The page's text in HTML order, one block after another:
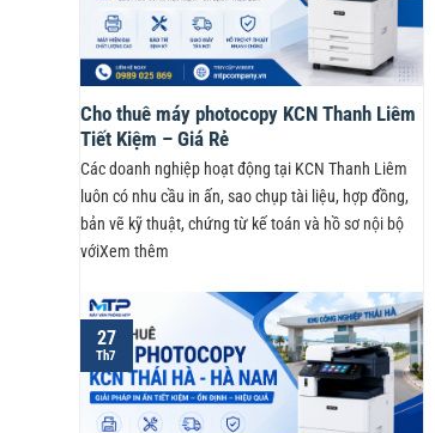
Cho thuê máy photocopy KCN Thanh Liêm
Tiết Kiệm – Giá Rẻ
Các doanh nghiệp hoạt động tại KCN Thanh Liêm
luôn có nhu cầu in ấn, sao chụp tài liệu, hợp đồng,
bản vẽ kỹ thuật, chứng từ kế toán và hồ sơ nội bộ
vớiXem thêm
27
Th7